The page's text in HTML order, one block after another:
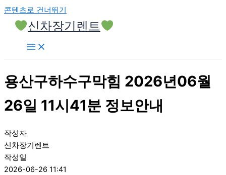
콘텐츠로 건너뛰기
신차장기렌트
용산구하수구막힘 2026년06월
26일 11시41분 정보안내
작성자
신차장기렌트
작성일
2026-06-26 11:41